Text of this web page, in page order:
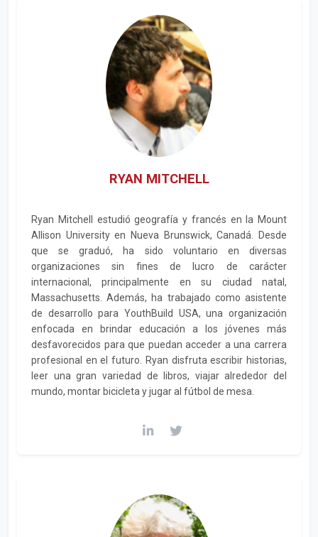
RYAN MITCHELL
Ryan Mitchell estudió geografía y francés en la Mount
Allison University en Nueva Brunswick, Canadá. Desde
que se graduó, ha sido voluntario en diversas
organizaciones sin fines de lucro de carácter
internacional, principalmente en su ciudad natal,
Massachusetts. Además, ha trabajado como asistente
de desarrollo para YouthBuild USA, una organización
enfocada en brindar educación a los jóvenes más
desfavorecidos para que puedan acceder a una carrera
profesional en el futuro. Ryan disfruta escribir historias,
leer una gran variedad de libros, viajar alrededor del
mundo, montar bicicleta y jugar al fútbol de mesa.